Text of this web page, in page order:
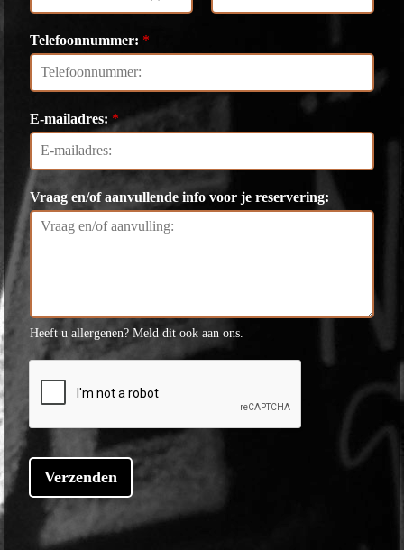
o
o
a
m
r
a
Telefoonnummer: *
E-mailadres: *
Vraag en/of aanvullende info voor je reservering:
Heeft u allergenen? Meld dit ook aan ons.
Verzenden